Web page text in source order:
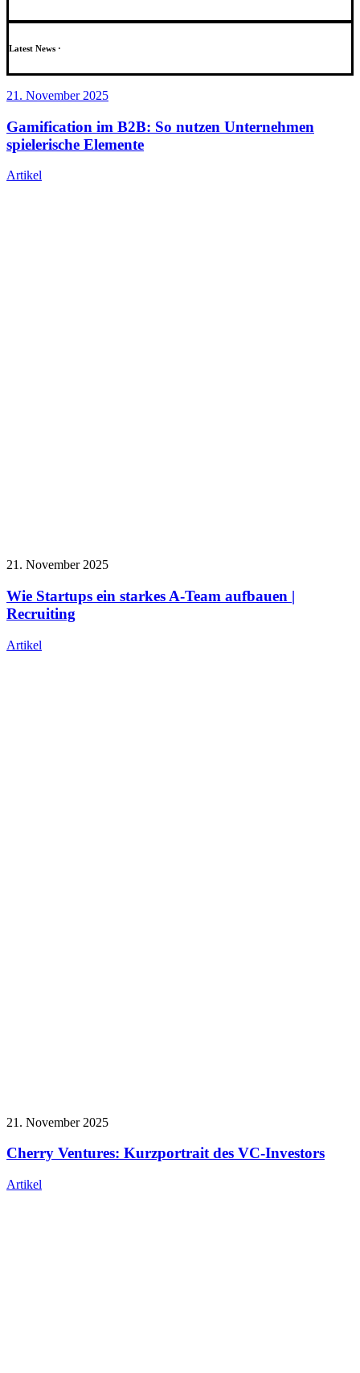
Latest News ·
21. November 2025
Gamification im B2B: So nutzen Unternehmen
spielerische Elemente
Artikel
21. November 2025
Wie Startups ein starkes A-Team aufbauen |
Recruiting
Artikel
21. November 2025
Cherry Ventures: Kurzportrait des VC-Investors
Artikel